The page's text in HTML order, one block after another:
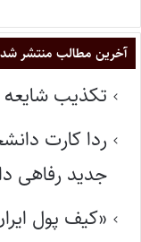
آخرین مطالب منتشر
تکذیب شایعه
ردا کارت
جدید رفاهی
«کیف پول